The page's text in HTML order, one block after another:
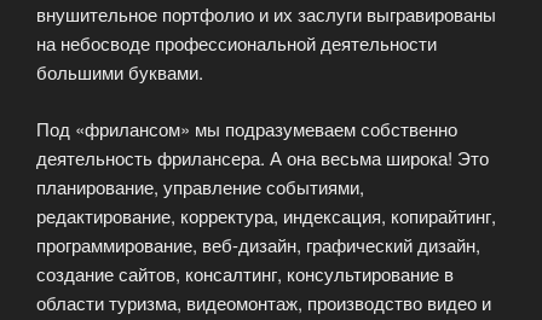
внушительное портфолио и их заслуги выгравированы
на небосводе профессиональной деятельности
большими буквами.
Под «фрилансом» мы подразумеваем собственно
деятельность фрилансера. А она весьма широка! Это
планирование, управление событиями,
редактирование, корректура, индексация, копирайтинг,
программирование, веб-дизайн, графический дизайн,
создание сайтов, консалтинг, консультирование в
области туризма, видеомонтаж, производство видео и